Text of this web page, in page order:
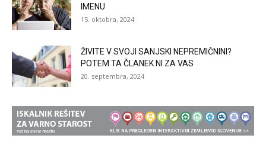
IMENU
15. oktobra, 2024
ŽIVITE V SVOJI SANJSKI NEPREMIČNINI?
POTEM TA ČLANEK NI ZA VAS
20. septembra, 2024